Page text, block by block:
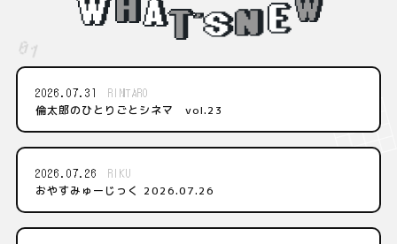
2026.07.31
RINTARO
倫太郎のひとりごとシネマ vol.23
2026.07.26
RIKU
おやすみゅーじっく 2026.07.26